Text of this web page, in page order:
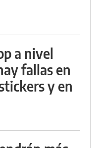
a nivel
fallas en
y en